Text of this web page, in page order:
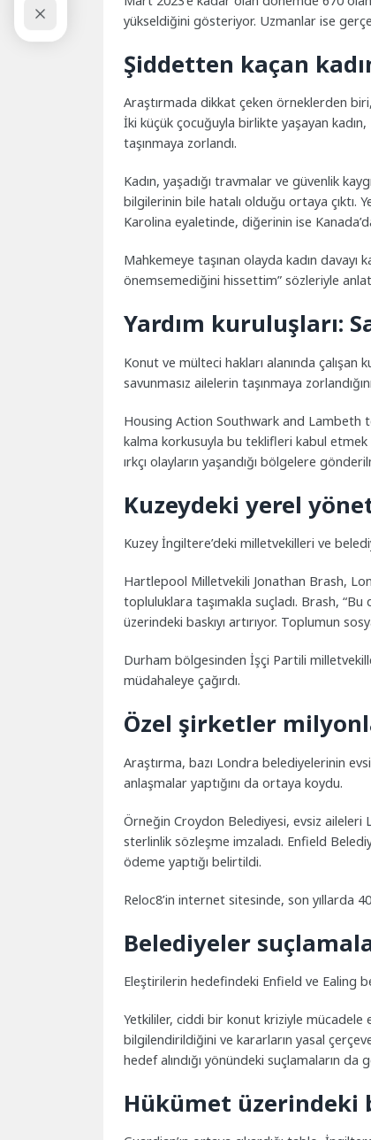
yükseldiğini gösteriyor. Uzmanlar ise
Şiddetten kaçan
Araştırmada dikkat çeken örneklerden
İki küçük çocuğuyla birlikte yaşayan
taşınmaya zorlandı.
Kadın, yaşadığı travmalar ve güvenlik
bilgilerinin bile hatalı olduğu ortaya çıktı.
Karolina eyaletinde, diğerinin ise
Mahkemeye taşınan olayda kadın davayı
önemsemediğini hissettim” sözleriyle
Yardım kuruluşları:
Konut ve mülteci hakları alanında çalışan
savunmasız ailelerin taşınmaya
Housing Action Southwark and Lambeth
kalma korkusuyla bu teklifleri kabul etmek
ırkçı olayların yaşandığı bölgelere
Kuzeydeki yerel
Kuzey İngiltere’deki milletvekilleri ve
Hartlepool Milletvekili Jonathan Brash,
topluluklara taşımakla suçladı. Brash,
üzerindeki baskıyı artırıyor. Toplumun
Durham bölgesinden İşçi Partili
müdahaleye çağırdı.
Özel şirketler
Araştırma, bazı Londra belediyelerinin
anlaşmalar yaptığını da ortaya koydu.
Örneğin Croydon Belediyesi, evsiz aileleri
sterlinlik sözleşme imzaladı. Enfield
ödeme yaptığı belirtildi.
Reloc8’in internet sitesinde, son yıllarda
Belediyeler
Eleştirilerin hedefindeki Enfield ve Ealing
Yetkililer, ciddi bir konut kriziyle
bilgilendirildiğini ve kararların yasal
hedef alındığı yönündeki suçlamaların da
Hükümet üzerindeki